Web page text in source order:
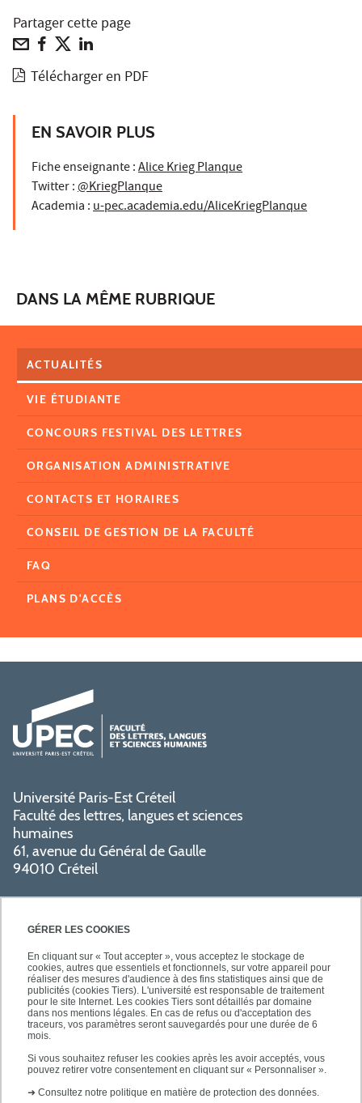
GÉRER LES COOKIES
En cliquant sur « Tout accepter », vous acceptez le stockage de
cookies, autres que essentiels et fonctionnels, sur votre appareil pour
réaliser des mesures d'audience à des fins statistiques ainsi que de
publicités (cookies Tiers). L'université est responsable de traitement
pour le site Internet. Les cookies Tiers sont détaillés par domaine
dans nos mentions légales. En cas de refus ou d'acceptation des
traceurs, vos paramètres seront sauvegardés pour une durée de 6
mois.
Si vous souhaitez refuser les cookies après les avoir acceptés, vous
pouvez retirer votre consentement en cliquant sur « Personnaliser ».
➜ Consultez notre politique en matière de protection des données.
Partager cette page
Télécharger en PDF
EN SAVOIR PLUS
Fiche enseignante :Alice Krieg Planque
Twitter :@KriegPlanque
Academia :u-pec.academia.edu/AliceKriegPlanque
DANS LA MÊME RUBRIQUE
ACTUALITÉS
VIE ÉTUDIANTE
CONCOURS FESTIVAL DES LETTRES
ORGANISATION ADMINISTRATIVE
CONTACTS ET HORAIRES
CONSEIL DE GESTION DE LA FACULTÉ
FAQ
PLANS D'ACCÈS
Université Paris-Est Créteil
Faculté des lettres, langues et sciences
humaines
61, avenue du Général de Gaulle
94010 Créteil
PRATIQUE
NOS FORMATIONS